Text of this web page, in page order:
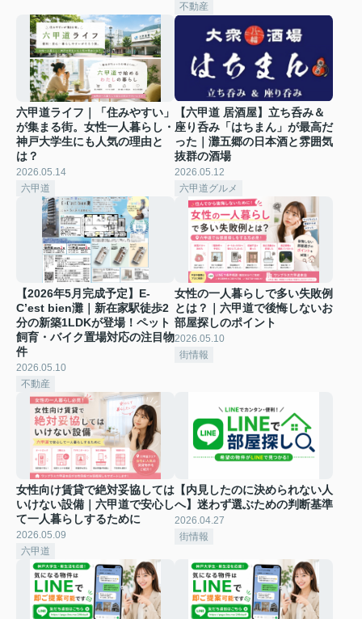
不動産
六甲道ライフ｜「住みやすい」
が集まる街。女性一人暮らし・
神戸大学生にも人気の理由と
は？
2026.05.14
六甲道
【六甲道 居酒屋】立ち呑み＆
座り呑み「はちまん」が最高だ
った｜灘五郷の日本酒と雰囲気
抜群の酒場
2026.05.12
六甲道グルメ
【2026年5月完成予定】E-
C’est bien灘｜新在家駅徒歩2
分の新築1LDKが登場！ペット
飼育・バイク置場対応の注目物
件
2026.05.10
不動産
女性の一人暮らしで多い失敗例
とは？｜六甲道で後悔しないお
部屋探しのポイント
2026.05.10
街情報
女性向け賃貸で絶対妥協しては
いけない設備｜六甲道で安心し
て一人暮らしするために
2026.05.09
六甲道
【内見したのに決められない人
へ】迷わず選ぶための判断基準
2026.04.27
街情報